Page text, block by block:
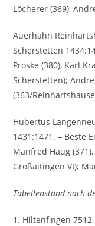
Löcherer (369),
Auerhahn
Scherstetten
Proske (380), Karl
Scherstetten);
(363/
Hubertus
1431:1471. – Beste
Manfred Haug
Großaitingen VI);
Tabellenstand nach
1. Hiltenfingen